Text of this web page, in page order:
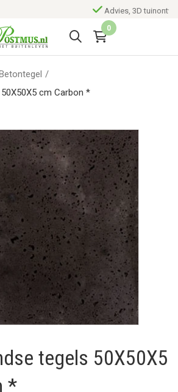
Advies, 3D tuinontwerp en aanleg
0
/
cm Carbon *
tegels 50X50X5
*